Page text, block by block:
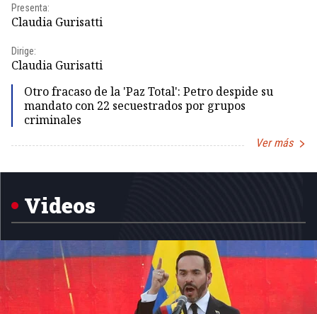
Presenta:
Claudia Gurisatti
Dirige:
Claudia Gurisatti
Otro fracaso de la 'Paz Total': Petro despide su
mandato con 22 secuestrados por grupos
criminales
Ver más
1
Videos